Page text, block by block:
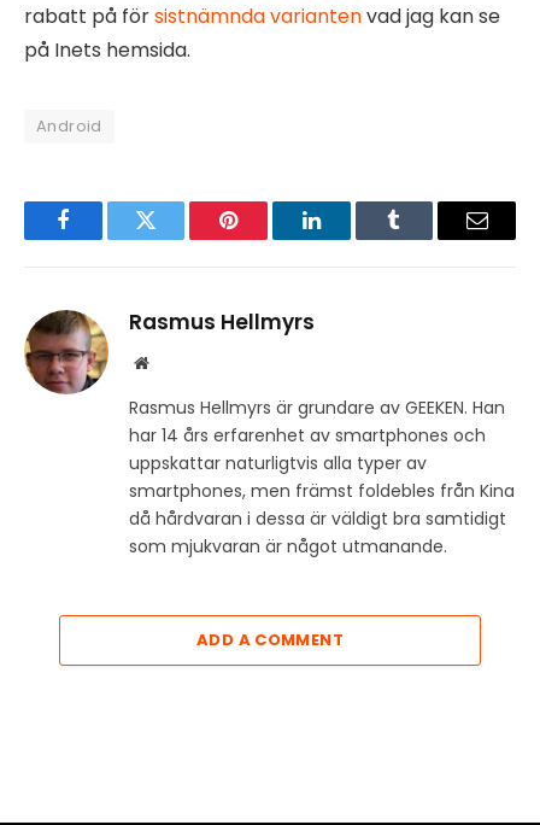
rabatt på försistnämnda variantenvad jag kan se
på Inets hemsida.
Android
FacebookTwitter Pinterest LinkedInTumblr Email
Rasmus Hellmyrs
Website
Rasmus Hellmyrs är grundare av GEEKEN. Han
har 14 års erfarenhet av smartphones och
uppskattar naturligtvis alla typer av
smartphones, men främst foldebles från Kina
då hårdvaran i dessa är väldigt bra samtidigt
som mjukvaran är något utmanande.
ADD A COMMENT